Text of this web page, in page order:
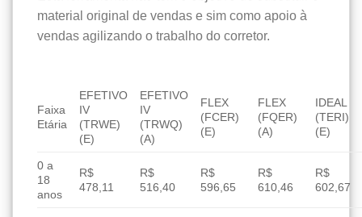
material original de vendas e sim como apoio à
vendas agilizando o trabalho do corretor.
Faixa
Etária
EFETIVO
IV
(TRWE)
(E)
EFETIVO
IV
(TRWQ)
(A)
FLEX
(FCER)
(E)
FLEX
(FQER)
(A)
IDEAL
(TERI)
(E)
0 a
18
anos
R$
478,11
R$
516,40
R$
596,65
R$
610,46
R$
602,67